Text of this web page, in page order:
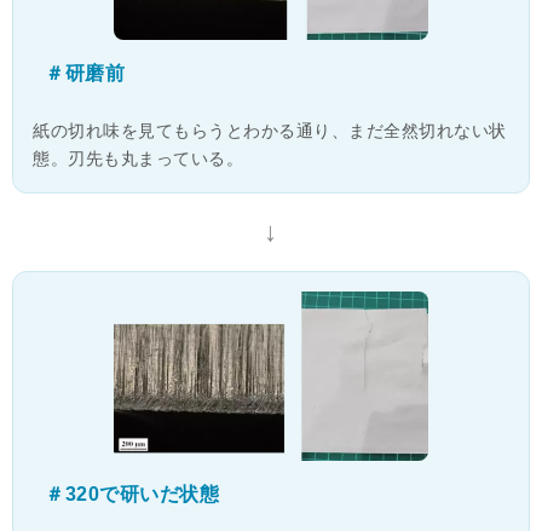
＃研磨前
紙の切れ味を見てもらうとわかる通り、まだ全然切れない状
態。刃先も丸まっている。
↓
＃320で研いだ状態